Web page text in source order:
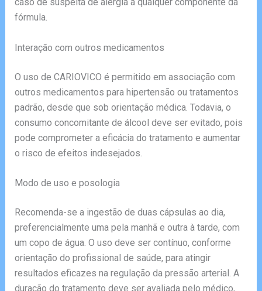
fórmula.
Interação com outros medicamentos
O uso de CARIOVICO é permitido em associação com
outros medicamentos para hipertensão ou tratamentos
padrão, desde que sob orientação médica. Todavia, o
consumo concomitante de álcool deve ser evitado, pois
pode comprometer a eficácia do tratamento e aumentar
o risco de efeitos indesejados.
Modo de uso e posologia
Recomenda-se a ingestão de duas cápsulas ao dia,
preferencialmente uma pela manhã e outra à tarde, com
um copo de água. O uso deve ser contínuo, conforme
orientação do profissional de saúde, para atingir
resultados eficazes na regulação da pressão arterial. A
duração do tratamento deve ser avaliada pelo médico,